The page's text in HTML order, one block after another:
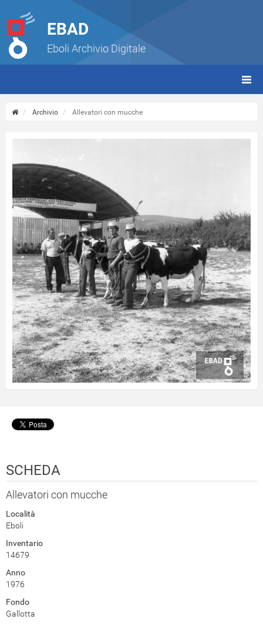
EBAD
Eboli Archivio Digitale
Archivio Allevatori con mucche
SCHEDA
Allevatori con mucche
Località
Eboli
Inventario
14679
Anno
1976
Fondo
Gallotta